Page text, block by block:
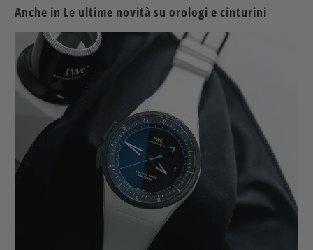
Anche in Le ultime novità su orologi e cinturini